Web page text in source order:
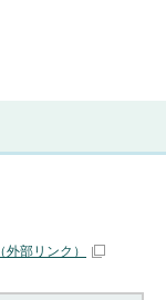
（外部リンク）